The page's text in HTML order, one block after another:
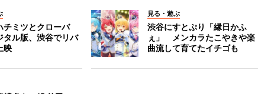
チミツとクローバ
タル版、渋谷でリバ
映
見る・遊ぶ
渋谷にすとぷり「縁日かふ
ぇ」 メンカラたこやきや楽
曲流して育てたイチゴも